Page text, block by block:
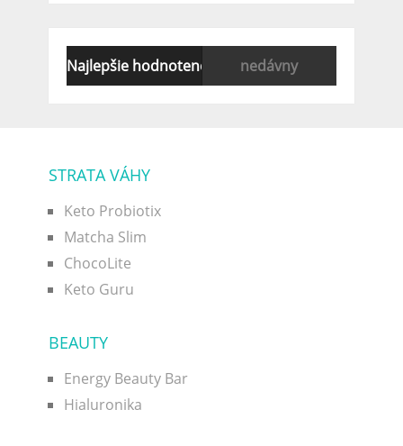
Najlepšie hodnotené nedávny
STRATA VÁHY
Keto Probiotix
Matcha Slim
ChocoLite
Keto Guru
BEAUTY
Energy Beauty Bar
Hialuronika